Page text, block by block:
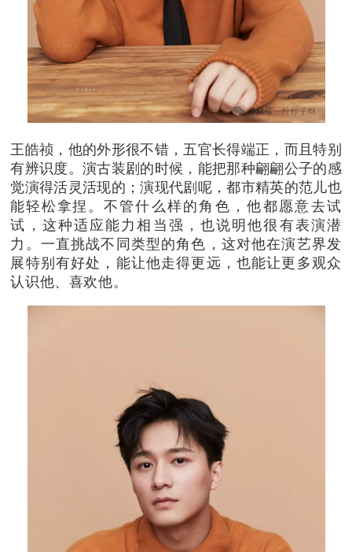
王皓祯，他的外形很不错，五官长得端正，而且特别
有辨识度。演古装剧的时候，能把那种翩翩公子的感
觉演得活灵活现的；演现代剧呢，都市精英的范儿也
能轻松拿捏。 不管什么样的角色，他都愿意去试
试，这种适应能力相当强，也说明他很有表演潜
力。 一直挑战不同类型的角色，这对他在演艺界发
展特别有好处，能让他走得更远，也能让更多观众
认识他、喜欢他。